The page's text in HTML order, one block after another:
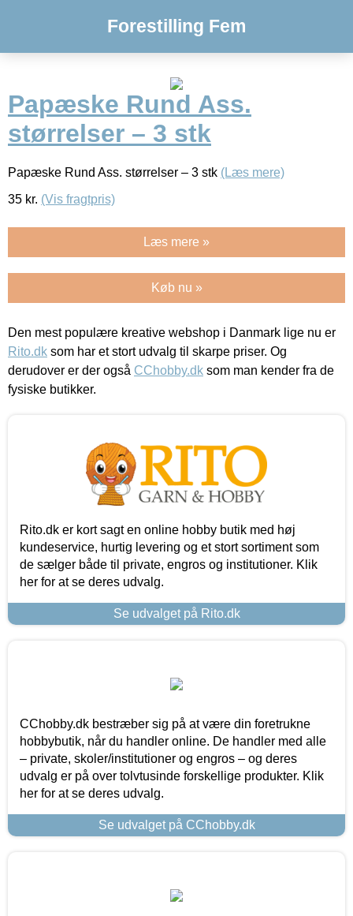
Forestilling Fem
Papæske Rund Ass.
størrelser – 3 stk
Papæske Rund Ass. størrelser – 3 stk (Læs mere)
35 kr. (Vis fragtpris)
Læs mere »
Køb nu »
Den mest populære kreative webshop i Danmark lige nu er
Rito.dk som har et stort udvalg til skarpe priser. Og
derudover er der også CChobby.dk som man kender fra de
fysiske butikker.
Rito.dk er kort sagt en online hobby butik med høj
kundeservice, hurtig levering og et stort sortiment som
de sælger både til private, engros og institutioner. Klik
her for at se deres udvalg.
Se udvalget på Rito.dk
CChobby.dk bestræber sig på at være din foretrukne
hobbybutik, når du handler online. De handler med alle
– private, skoler/institutioner og engros – og deres
udvalg er på over tolvtusinde forskellige produkter. Klik
her for at se deres udvalg.
Se udvalget på CChobby.dk